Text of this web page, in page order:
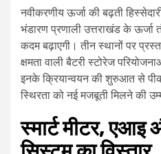
नवीकरणीय ऊर्जा की बढ़ती
भंडारण प्रणाली उत्तराखंड के ऊर्जा
कदम बढ़ाएगी। तीन स्थानों पर
क्षमता वाली बैटरी स्टोरेज
इनके क्रियान्वयन की शुरुआत से
स्थिरता को नई मजबूती मिलने की
स्मार्ट मीटर, एआइ